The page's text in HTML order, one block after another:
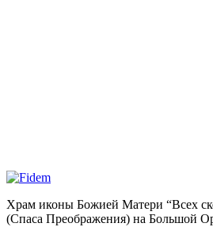
Храм иконы Божией Матери “Всех
(Спаса Преображения) на Большой